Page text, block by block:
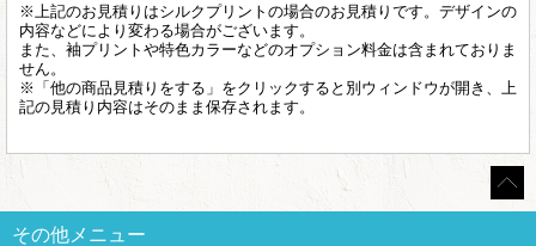
※上記のお見積りはシルクプリントの場合のお見積りです。デザインの
内容などにより変わる場合がございます。
また、袖プリントや特色カラーなどのオプション料金は含まれておりま
せん。
※「他の商品見積りをする」をクリックすると別ウィンドウが開き、上
記の見積り内容はそのまま保存されます。
その他メニュー